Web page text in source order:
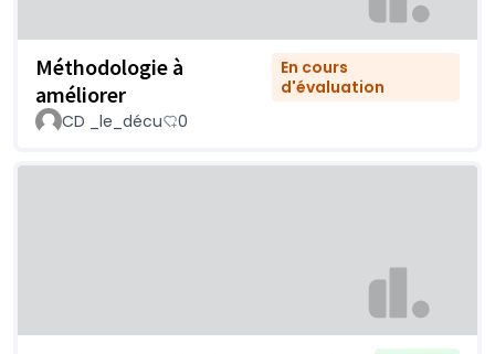
Méthodologie à
améliorer
En cours
d'évaluation
CD _le_décu
0